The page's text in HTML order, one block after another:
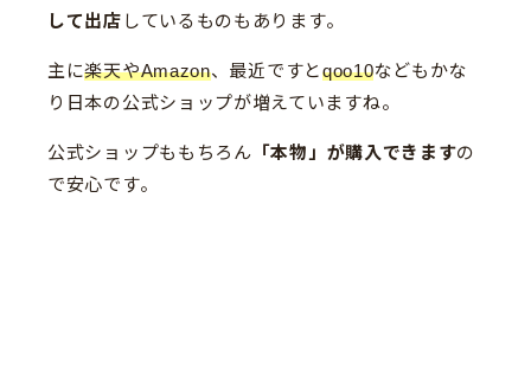
して出店 しているものもあります。
主に楽天やAmazon、最近ですとqoo10などもかな
り日本の公式ショップが増えていますね。
公式ショップももちろん 「本物」が購入できますの
で安心です。